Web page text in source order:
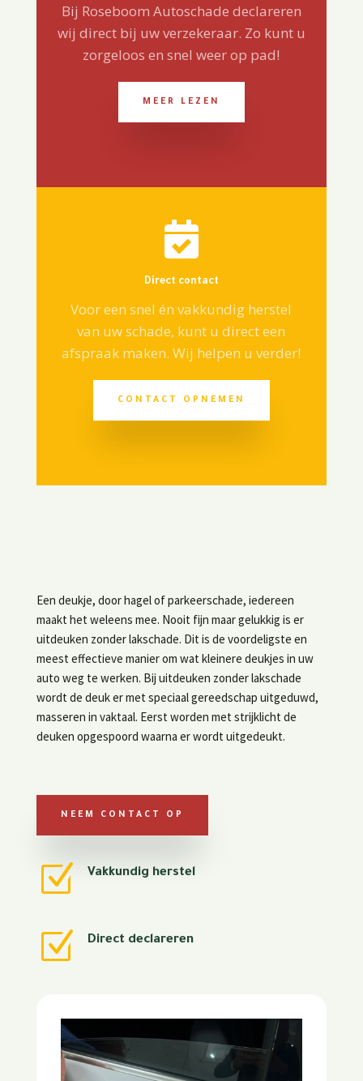
Bij Roseboom Autoschade declareren
wij direct bij uw verzekeraar. Zo kunt u
zorgeloos en snel weer op pad!
MEER LEZEN

Direct contact
Voor een snel én vakkundig herstel
van uw schade, kunt u direct een
afspraak maken. Wij helpen u verder!
CONTACT OPNEMEN
Een deukje, door hagel of parkeerschade, iedereen
maakt het weleens mee. Nooit fijn maar gelukkig is er
uitdeuken zonder lakschade. Dit is de voordeligste en
meest effectieve manier om wat kleinere deukjes in uw
auto weg te werken. Bij uitdeuken zonder lakschade
wordt de deuk er met speciaal gereedschap uitgeduwd,
masseren in vaktaal. Eerst worden met strijklicht de
deuken opgespoord waarna er wordt uitgedeukt.
NEEM CONTACT OP
Z Vakkundig herstel
Z Direct declareren